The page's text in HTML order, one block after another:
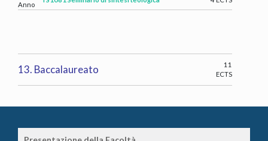
Anno
13. Baccalaureato
11
ECTS